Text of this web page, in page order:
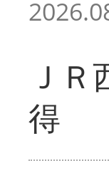
Ｊ
得